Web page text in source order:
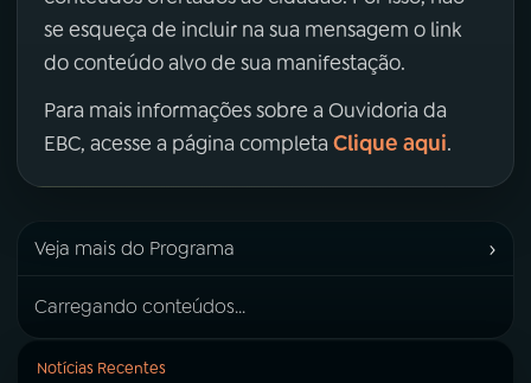
se esqueça de incluir na sua mensagem o link
do conteúdo alvo de sua manifestação.
Para mais informações sobre a Ouvidoria da
EBC, acesse a página completa Clique aqui.
Veja mais do Programa ›
Carregando conteúdos...
Notícias Recentes